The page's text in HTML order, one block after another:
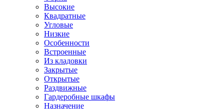
Высокие
Квадратные
Угловые
Низкие
Особенности
Встроенные
Из кладовки
Закрытые
Открытые
Раздвижные
Гардеробные шкафы
Назначение